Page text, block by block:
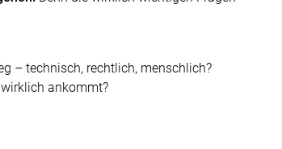
– technisch, rechtlich, menschlich?
ankommt?